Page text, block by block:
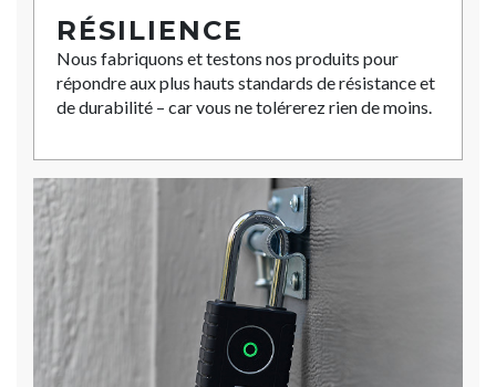
RÉSILIENCE
Nous fabriquons et testons nos produits pour
répondre aux plus hauts standards de résistance et
de durabilité – car vous ne tolérerez rien de moins.